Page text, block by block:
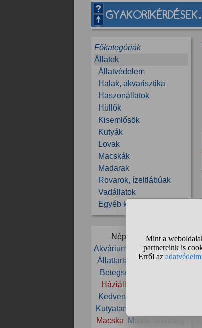
Főkategóriák
Állatok
Állatvédelem
Halak, akvarisztika
Haszonállatok
Hüllők
Kisemlősök
Kutyák
Lovak
Macskák
Madarak
Rovarok, ízeltlábúak
Vadállatok
Egyéb kérdések
Népszerű témák:
Akvárium
Állat Állatorvos
Állattartás
Állatvédelem
Betegség
Háziállat
Kedvenc
Kutyatartás
Macska
Madár